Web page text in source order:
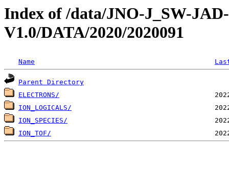
Index of /data/JNO-J_SW-
V1.0/DATA/2020/2020091
Name
Parent Directory
ELECTRONS/
ION_LOGICALS/
ION_SPECIES/
ION_TOF/